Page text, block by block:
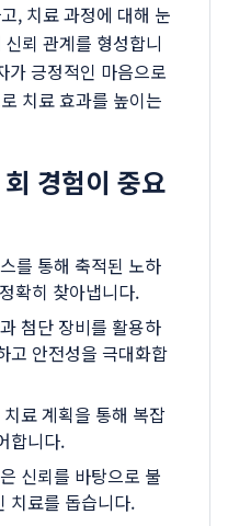
, 치료 과정에 대해 눈
뢰 관계를 형성합니
가 긍정적인 마음으로
치료 효과를 높이는
경험이 중요
를 통해 축적된 노하
확히 찾아냅니다.
첨단 장비를 활용하
고 안전성을 극대화합
료 계획을 통해 복잡
합니다.
신뢰를 바탕으로 불
치료를 돕습니다.